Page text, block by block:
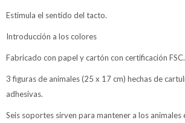
Estimula el sentido del tacto.
Introducción a los colores
Fabricado con papel y cartón con certificación FSC.
3 figuras de animales (25 x 17 cm) hechas de
adhesivas.
Seis soportes sirven para mantener a los animales